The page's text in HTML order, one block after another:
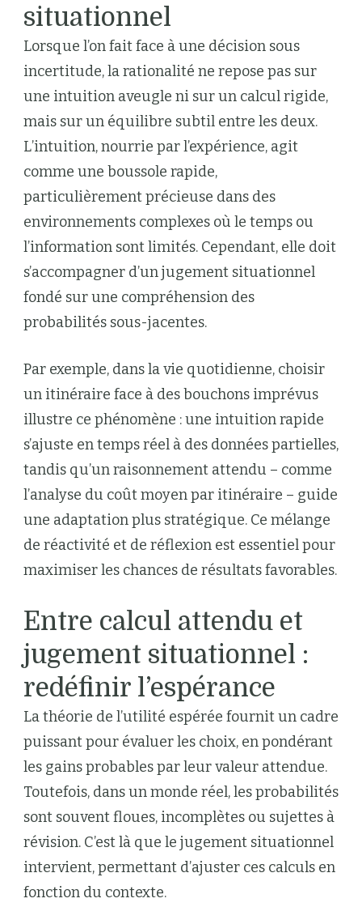
situationnel
Lorsque l’on fait face à une décision sous
incertitude, la rationalité ne repose pas sur
une intuition aveugle ni sur un calcul rigide,
mais sur un équilibre subtil entre les deux.
L’intuition, nourrie par l’expérience, agit
comme une boussole rapide,
particulièrement précieuse dans des
environnements complexes où le temps ou
l’information sont limités. Cependant, elle doit
s’accompagner d’un jugement situationnel
fondé sur une compréhension des
probabilités sous-jacentes.
Par exemple, dans la vie quotidienne, choisir
un itinéraire face à des bouchons imprévus
illustre ce phénomène : une intuition rapide
s’ajuste en temps réel à des données partielles,
tandis qu’un raisonnement attendu – comme
l’analyse du coût moyen par itinéraire – guide
une adaptation plus stratégique. Ce mélange
de réactivité et de réflexion est essentiel pour
maximiser les chances de résultats favorables.
Entre calcul attendu et
jugement situationnel :
redéfinir l’espérance
La théorie de l’utilité espérée fournit un cadre
puissant pour évaluer les choix, en pondérant
les gains probables par leur valeur attendue.
Toutefois, dans un monde réel, les probabilités
sont souvent floues, incomplètes ou sujettes à
révision. C’est là que le jugement situationnel
intervient, permettant d’ajuster ces calculs en
fonction du contexte.